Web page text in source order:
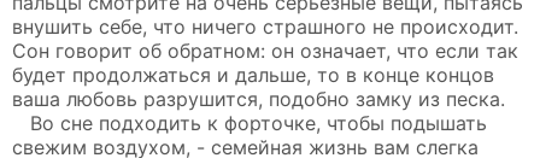
внушить себе, что ничего страшного не происходит.
Сон говорит об обратном: он означает, что если так
будет продолжаться и дальше, то в конце концов
ваша любовь разрушится, подобно замку из песка.
Во сне подходить к форточке, чтобы подышать
свежим воздухом, - семейная жизнь вам слегка